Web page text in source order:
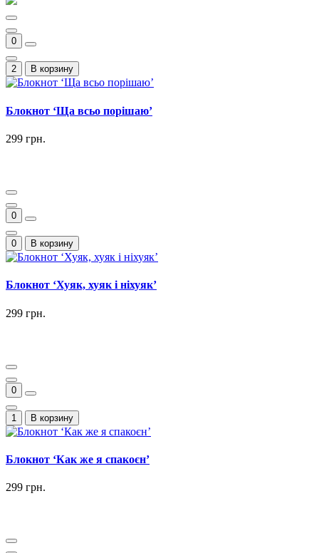
0
2 В корзину
Блокнот ‘Ща всьо порішаю’
299 грн.
0
0 В корзину
Блокнот ‘Хуяк, хуяк і ніхуяк’
299 грн.
0
1 В корзину
Блокнот ‘Как же я спакоєн’
299 грн.